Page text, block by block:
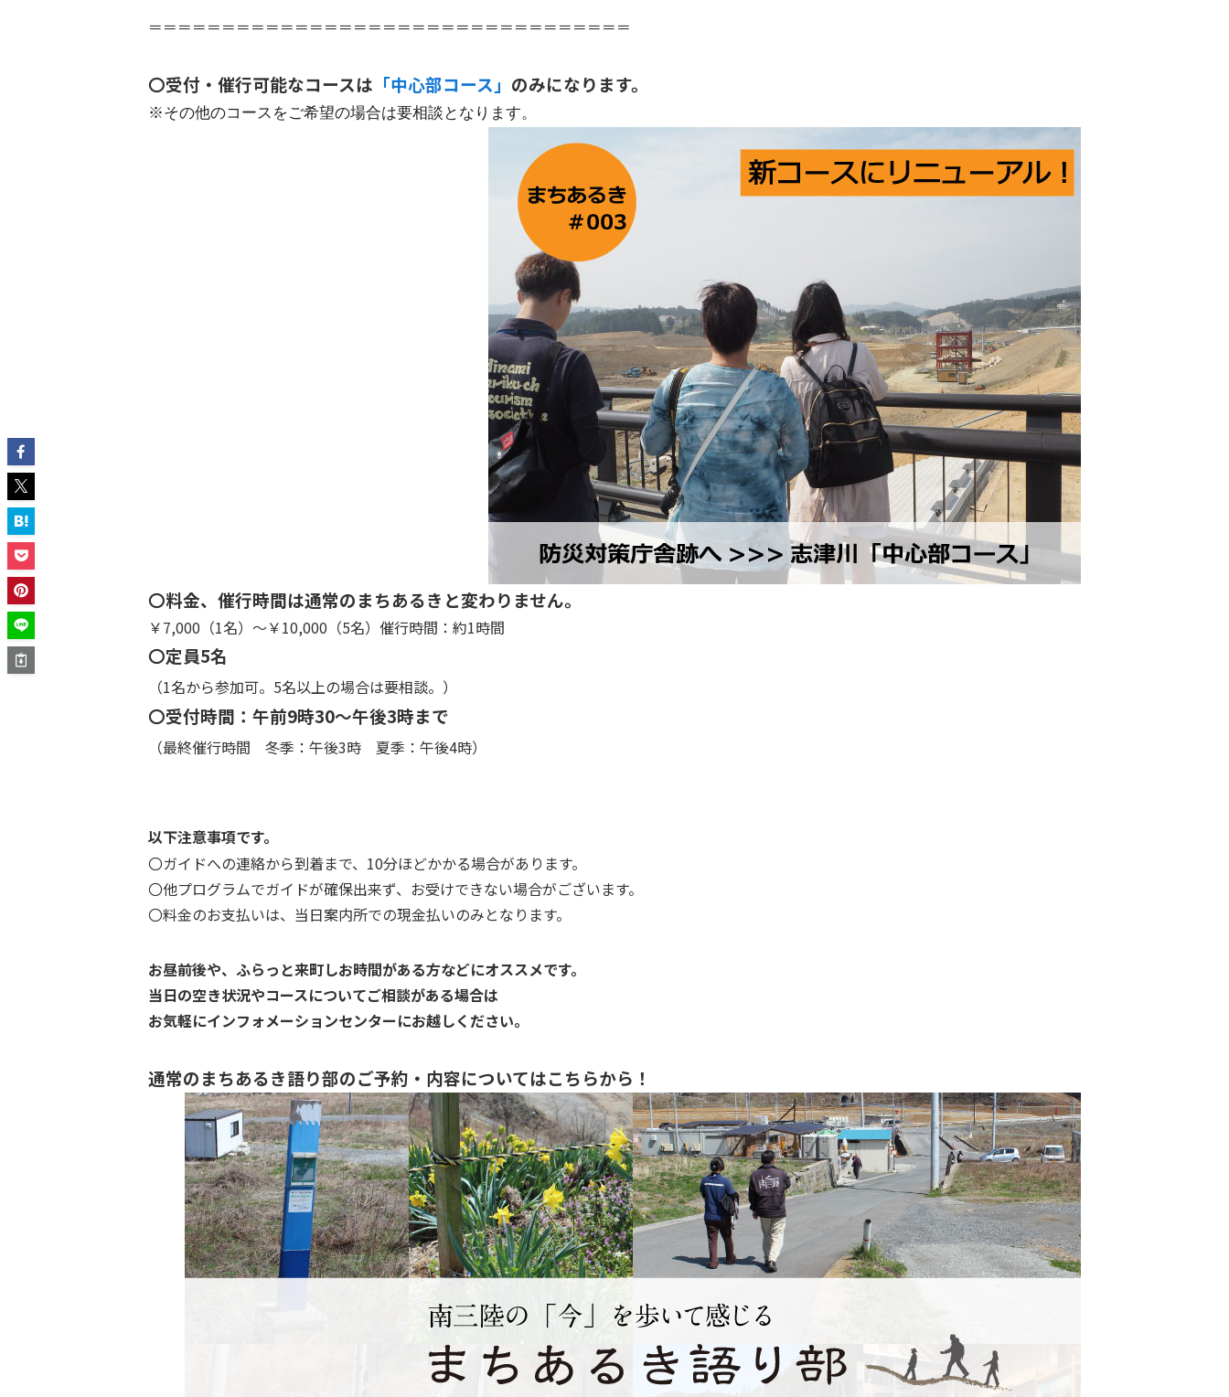
＝＝＝＝＝＝＝＝＝＝＝＝＝＝＝＝＝＝＝＝＝＝＝＝＝＝＝＝＝＝＝＝＝
〇受付・催行可能なコースは 「中心部コース」 のみになります。
※その他のコースをご希望の場合は要相談となります。
〇料金、催行時間は通常のまちあるきと変わりません。
￥7,000（1名）～￥10,000（5名）催行時間：約1時間
〇定員5名
（1名から参加可。5名以上の場合は要相談。）
〇受付時間：午前9時30～午後3時まで
（最終催行時間 冬季：午後3時 夏季：午後4時）
以下注意事項です。
〇ガイドへの連絡から到着まで、10分ほどかかる場合があります。
〇他プログラムでガイドが確保出来ず、お受けできない場合がございます。
〇料金のお支払いは、当日案内所での現金払いのみとなります。
お昼前後や、ふらっと来町しお時間がある方などにオススメです。
当日の空き状況やコースについてご相談がある場合は
お気軽にインフォメーションセンターにお越しください。
通常のまちあるき語り部のご予約・内容についてはこちらから！